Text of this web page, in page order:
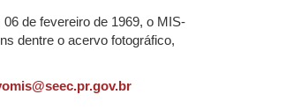
de fevereiro de 1969, o MIS-
dentre o acervo fotográfico,